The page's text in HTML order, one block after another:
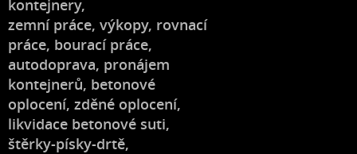
kontejnery,
zemní práce, výkopy, rovnací
práce, bourací práce,
autodoprava, pronájem
kontejnerů, betonové
oplocení, zděné oplocení,
likvidace betonové suti,
štěrky-písky-drtě,